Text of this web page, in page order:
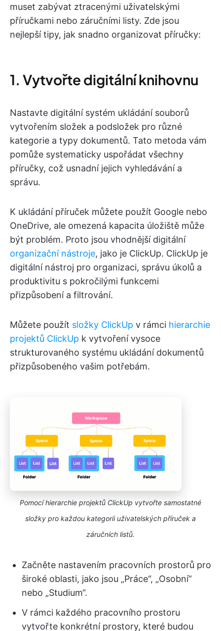
muset zabývat ztracenými uživatelskými
příručkami nebo záručními listy. Zde jsou
nejlepší tipy, jak snadno organizovat příručky:
1. Vytvořte digitální knihovnu
Nastavte digitální systém ukládání souborů
vytvořením složek a podsložek pro různé
kategorie a typy dokumentů. Tato metoda vám
pomůže systematicky uspořádat všechny
příručky, což usnadní jejich vyhledávání a
správu.
K ukládání příruček můžete použít Google nebo
OneDrive, ale omezená kapacita úložiště může
být problém. Proto jsou vhodnější digitální
organizační nástroje, jako je ClickUp. ClickUp je
digitální nástroj pro organizaci, správu úkolů a
produktivitu s pokročilými funkcemi
přizpůsobení a filtrování.
Můžete použít složky ClickUp v rámci hierarchie
projektů ClickUp k vytvoření vysoce
strukturovaného systému ukládání dokumentů
přizpůsobeného vašim potřebám.
Pomocí hierarchie projektů ClickUp vytvořte samostatné
složky pro každou kategorii uživatelských příruček a
záručních listů.
Začněte nastavením pracovních prostorů pro
široké oblasti, jako jsou „Práce“, „Osobní“
nebo „Studium“.
V rámci každého pracovního prostoru
vytvořte konkrétní prostory, které budou